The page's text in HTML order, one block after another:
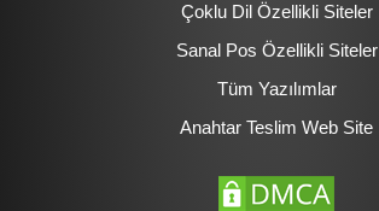
Çoklu Dil Özellikli Siteler
Sanal Pos Özellikli Siteler
Tüm Yazılımlar
Anahtar Teslim Web Site